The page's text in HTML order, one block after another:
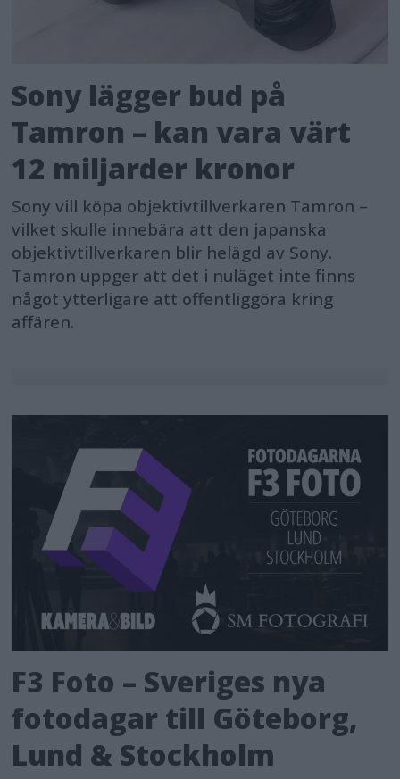
Sony lägger bud på
Tamron – kan vara värt
12 miljarder kronor
Sony vill köpa objektivtillverkaren Tamron –
vilket skulle innebära att den japanska
objektivtillverkaren blir helägd av Sony.
Tamron uppger att det i nuläget inte finns
något ytterligare att offentliggöra kring
affären.
F3 Foto – Sveriges nya
fotodagar till Göteborg,
Lund & Stockholm